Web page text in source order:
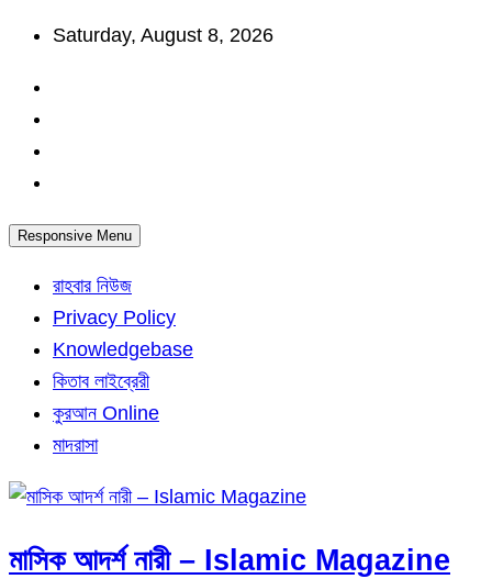
Skip
content
Saturday, August 8, 2026
Responsive Menu
রাহবার নিউজ
Privacy Policy
Knowledgebase
কিতাব লাইব্রেরী
কুরআন Online
মাদরাসা
মাসিক আদর্শ নারী – Islamic Magazine